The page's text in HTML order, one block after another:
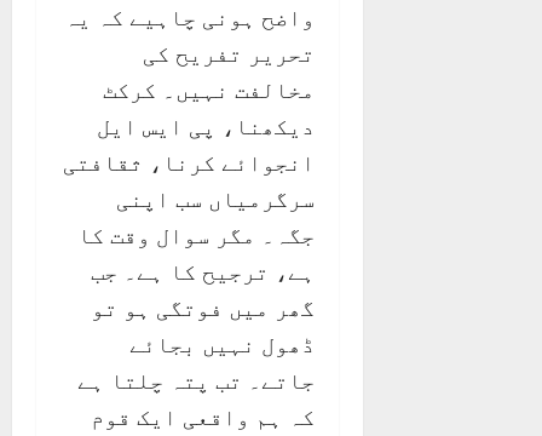
واضح ہونی چاہیے کہ یہ
تحریر تفریح کی
مخالفت نہیں۔ کرکٹ
دیکھنا، پی ایس ایل
انجوائے کرنا، ثقافتی
سرگرمیاں سب اپنی
جگہ۔ مگر سوال وقت کا
ہے، ترجیح کا ہے۔ جب
گھر میں فوتگی ہو تو
ڈھول نہیں بجائے
جاتے۔ تب پتہ چلتا ہے
کہ ہم واقعی ایک قوم